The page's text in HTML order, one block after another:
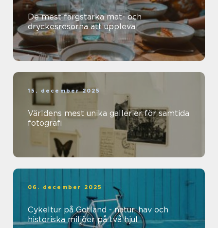
De mest färgstarka mat- och
dryckesresorna att uppleva
15. december 2025
Världens mest unika gallerier för samtida
fotografi
06. december 2025
Cykeltur på Gotland - natur, hav och
historiska miljöer på två hjul